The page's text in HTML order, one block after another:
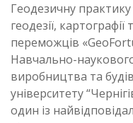
Геодезичну
геодезії,
переможців
Навчально-наукового
виробництва та
університету
один із